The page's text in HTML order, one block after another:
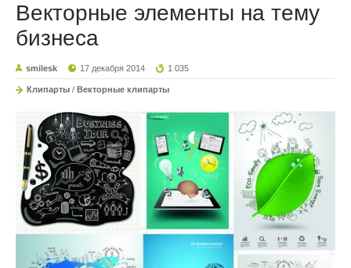
Векторные элементы на тему
бизнеса
smilesk 17 декабря 2014 1 035
Клипарты / Векторные клипарты